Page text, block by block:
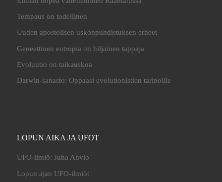
Tempaus on todellinen
Uuden apostolisen uskonpuhdistuksen erheet
Geneettinen entropia on hiljainen tappaja
Evoluutio on taikauskoa
Darwin-sanasto: Oppaasi evolutionistien tarinoille
LOPUN AIKA JA UFOT
UFO-ilmiö: Juha Ahvio
Lopun ajan UFO-ilmiöt